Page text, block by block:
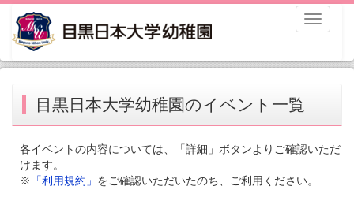
Toggle
目黒日本大学幼稚園のイベント一覧
各イベントの内容については、「詳細」ボタンよりご確認いただ
けます。
※
「利用規約」 をご確認いただいたのち、ご利用ください。